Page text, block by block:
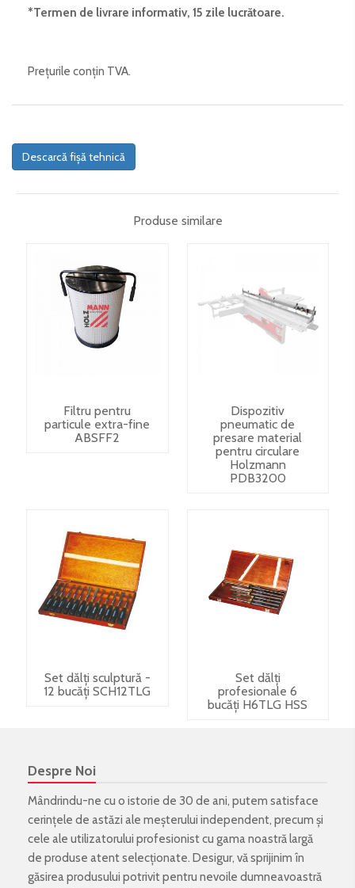
*Termen de livrare informativ, 15 zile lucrătoare.
Prețurile conțin TVA.
Descarcă fișă tehnică
Produse similare
Filtru pentru
particule extra-fine
ABSFF2
Dispozitiv
pneumatic de
presare material
pentru circulare
Holzmann
PDB3200
Set dălți sculptură -
12 bucăți SCH12TLG
Set dălți
profesionale 6
bucăți H6TLG HSS
Despre Noi
Mândrindu-ne cu o istorie de 30 de ani, putem satisface
cerințele de astăzi ale meșterului independent, precum și
cele ale utilizatorului profesionist cu gama noastră largă
de produse atent selecționate. Desigur, vă sprijinim în
găsirea produsului potrivit pentru nevoile dumneavoastră